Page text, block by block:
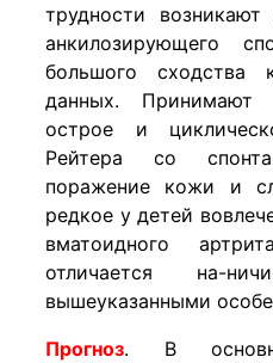
трудности
анкилозирующего
большого сходства
данных. Принимают
острое и
Рейтера со
поражение кожи и
редкое у детей
вматоидного
отличается на-
вышеуказанными
Прогноз. В